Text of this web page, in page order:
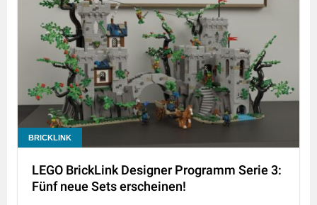
BRICKLINK
LEGO BrickLink Designer Programm Serie 3:
Fünf neue Sets erscheinen!